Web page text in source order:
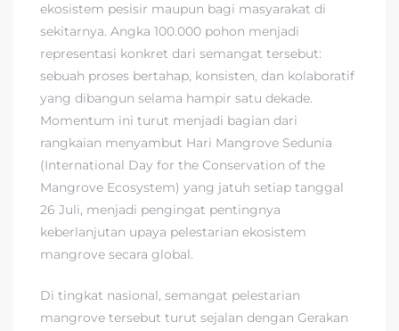
ekosistem pesisir maupun bagi masyarakat di
sekitarnya. Angka 100.000 pohon menjadi
representasi konkret dari semangat tersebut:
sebuah proses bertahap, konsisten, dan kolaboratif
yang dibangun selama hampir satu dekade.
Momentum ini turut menjadi bagian dari
rangkaian menyambut Hari Mangrove Sedunia
(International Day for the Conservation of the
Mangrove Ecosystem) yang jatuh setiap tanggal
26 Juli, menjadi pengingat pentingnya
keberlanjutan upaya pelestarian ekosistem
mangrove secara global.
Di tingkat nasional, semangat pelestarian
mangrove tersebut turut sejalan dengan Gerakan